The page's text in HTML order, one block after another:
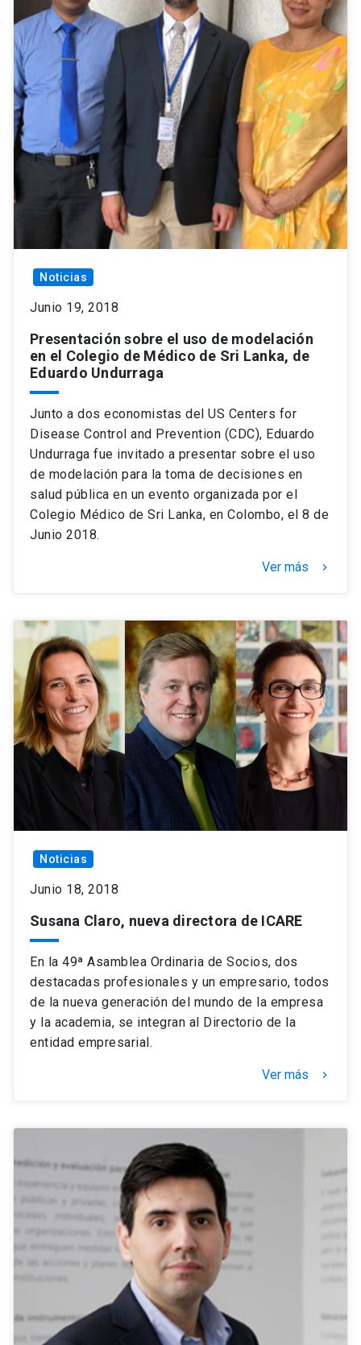
Noticias
Junio 19, 2018
Presentación sobre el uso de modelación
en el Colegio de Médico de Sri Lanka, de
Eduardo Undurraga
Junto a dos economistas del US Centers for
Disease Control and Prevention (CDC), Eduardo
Undurraga fue invitado a presentar sobre el uso
de modelación para la toma de decisiones en
salud pública en un evento organizada por el
Colegio Médico de Sri Lanka, en Colombo, el 8 de
Junio 2018.
Ver más keyboard_arrow_right
Noticias
Junio 18, 2018
Susana Claro, nueva directora de ICARE
En la 49ª Asamblea Ordinaria de Socios, dos
destacadas profesionales y un empresario, todos
de la nueva generación del mundo de la empresa
y la academia, se integran al Directorio de la
entidad empresarial.
Ver más keyboard_arrow_right